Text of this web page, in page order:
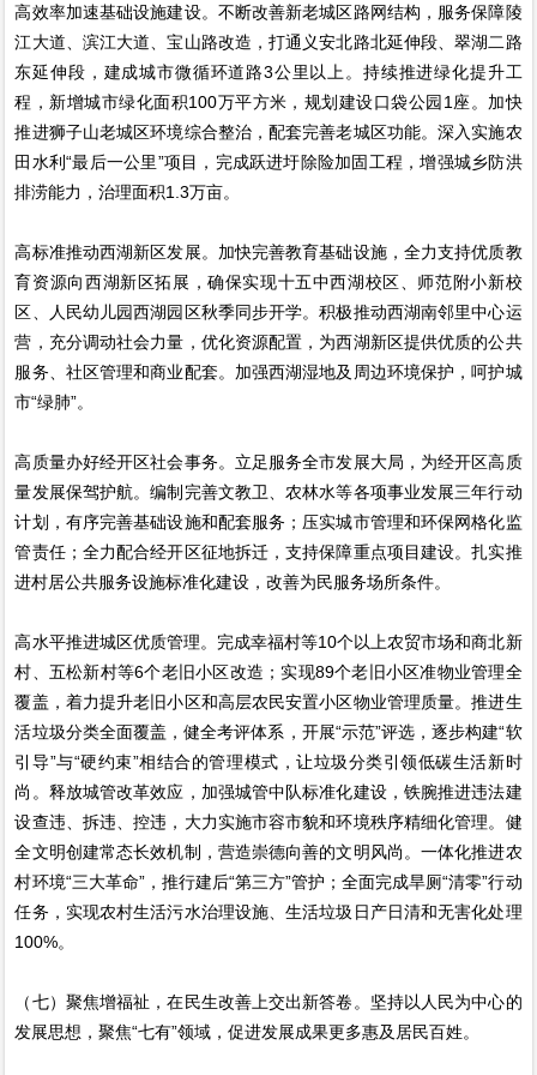
高效率加速基础设施建设。不断改善新老城区路网结构，服务保障陵
江大道、滨江大道、宝山路改造，打通义安北路北延伸段、翠湖二路
东延伸段，建成城市微循环道路3公里以上。持续推进绿化提升工
程，新增城市绿化面积100万平方米，规划建设口袋公园1座。加快
推进狮子山老城区环境综合整治，配套完善老城区功能。深入实施农
田水利“最后一公里”项目，完成跃进圩除险加固工程，增强城乡防洪
排涝能力，治理面积1.3万亩。
高标准推动西湖新区发展。加快完善教育基础设施，全力支持优质教
育资源向西湖新区拓展，确保实现十五中西湖校区、师范附小新校
区、人民幼儿园西湖园区秋季同步开学。积极推动西湖南邻里中心运
营，充分调动社会力量，优化资源配置，为西湖新区提供优质的公共
服务、社区管理和商业配套。加强西湖湿地及周边环境保护，呵护城
市“绿肺”。
高质量办好经开区社会事务。立足服务全市发展大局，为经开区高质
量发展保驾护航。编制完善文教卫、农林水等各项事业发展三年行动
计划，有序完善基础设施和配套服务；压实城市管理和环保网格化监
管责任；全力配合经开区征地拆迁，支持保障重点项目建设。扎实推
进村居公共服务设施标准化建设，改善为民服务场所条件。
高水平推进城区优质管理。完成幸福村等10个以上农贸市场和商北新
村、五松新村等6个老旧小区改造；实现89个老旧小区准物业管理全
覆盖，着力提升老旧小区和高层农民安置小区物业管理质量。推进生
活垃圾分类全面覆盖，健全考评体系，开展“示范”评选，逐步构建“软
引导”与“硬约束”相结合的管理模式，让垃圾分类引领低碳生活新时
尚。释放城管改革效应，加强城管中队标准化建设，铁腕推进违法建
设查违、拆违、控违，大力实施市容市貌和环境秩序精细化管理。健
全文明创建常态长效机制，营造崇德向善的文明风尚。一体化推进农
村环境“三大革命”，推行建后“第三方”管护；全面完成旱厕“清零”行动
任务，实现农村生活污水治理设施、生活垃圾日产日清和无害化处理
100%。
（七）聚焦增福祉，在民生改善上交出新答卷。坚持以人民为中心的
发展思想，聚焦“七有”领域，促进发展成果更多惠及居民百姓。